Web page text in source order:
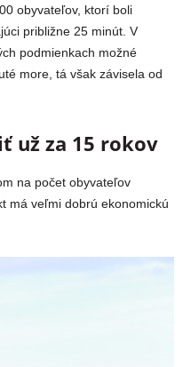
obyvateľov, ktorí boli
približne 25 minút. V
podmienkach možné
more, tá však závisela od
už za 15 rokov
na počet obyvateľov
má veľmi dobrú ekonomickú